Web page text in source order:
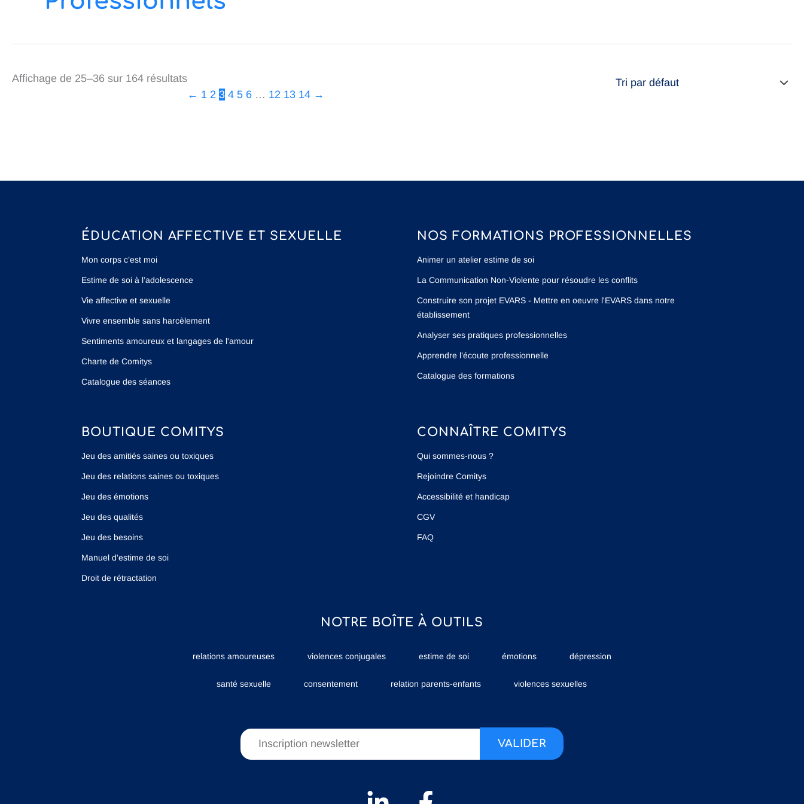
Affichage de 25–36 sur 164 résultats
← 1 2 3 4 5 6 … 12 13 14 →
ÉDUCATION AFFECTIVE ET SEXUELLE
Mon corps c’est moi
Estime de soi à l’adolescence
Vie affective et sexuelle
Vivre ensemble sans harcèlement
Sentiments amoureux et langages de l'amour
Charte de Comitys
Catalogue des séances
NOS FORMATIONS PROFESSIONNELLES
Animer un atelier estime de soi
La Communication Non-Violente pour résoudre les conflits
Construire son projet EVARS - Mettre en oeuvre l'EVARS dans notre
établissement
Analyser ses pratiques professionnelles
Apprendre l’écoute professionnelle
Catalogue des formations
BOUTIQUE COMITYS
Jeu des amitiés saines ou toxiques
Jeu des relations saines ou toxiques
Jeu des émotions
Jeu des qualités
Jeu des besoins
Manuel d'estime de soi
Droit de rétractation
CONNAÎTRE COMITYS
Qui sommes-nous ?
Rejoindre Comitys
Accessibilité et handicap
CGV
FAQ
NOTRE BOÎTE À OUTILS
relations amoureuses violences conjugales estime de soi émotions dépression
santé sexuelle consentement relation parents-enfants violences sexuelles